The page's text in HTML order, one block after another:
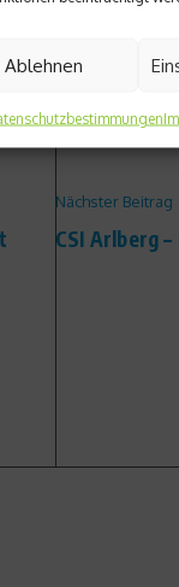
Ablehnen
Nächster Beitrag
CSI Arlberg